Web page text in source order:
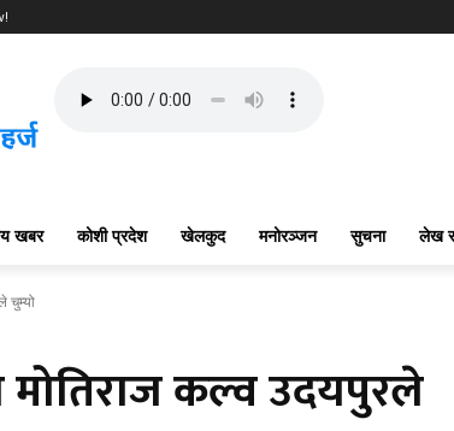
खबर कोशी प्रदेश खेलकुद मनोरञ्जन सुचना लेख
चुम्यो
मोतिराज कल्व उदयपुरले